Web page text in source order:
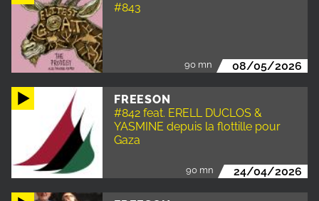
#843
90 mn 08/05/2026
FREESON
#842 feat. ERELL DUCLOS &
YASMINE depuis la flottille pour
Gaza
90 mn 24/04/2026